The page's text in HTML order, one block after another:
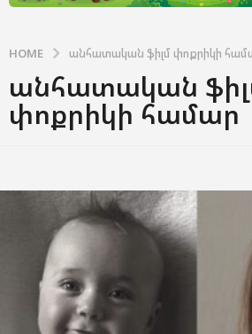
HOME անհատական ֆիլմ փոքրիկի
անհատական
փոքրիկի համար